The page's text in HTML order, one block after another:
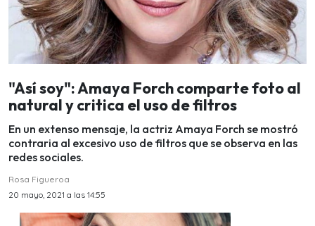
"Así soy": Amaya Forch comparte foto al
natural y critica el uso de filtros
En un extenso mensaje, la actriz Amaya Forch se mostró
contraria al excesivo uso de filtros que se observa en las
redes sociales.
Rosa Figueroa
20 mayo, 2021 a las 14:55